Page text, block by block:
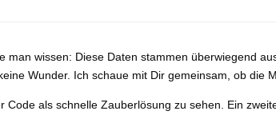
man wissen: Diese Daten stammen überwiegend
Wunder. Ich schaue mit Dir gemeinsam, ob die
Code als schnelle Zauberlösung zu sehen. Ein